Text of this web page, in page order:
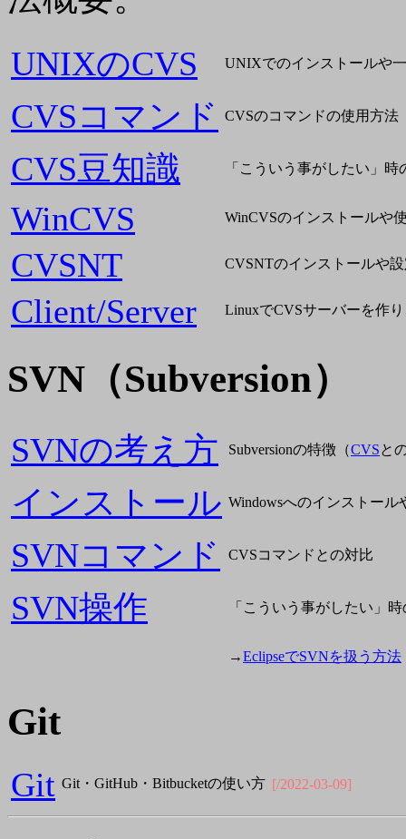
UNIXのCVS UNIXでのインストールや
CVSコマンド CVSのコマンドの使用方法
CVS豆知識 「こういう事がしたい」時
WinCVS WinCVSのインストールや
CVSNT CVSNTのインストールや
Client/Server LinuxでCVSサーバーを作
SVN （Subversion）
SVNの考え方 Subversionの特徴（CVSと
インストール Windowsへのインストール
SVNコマンド CVSコマンドとの対比
SVN操作 「こういう事がしたい」
→EclipseでSVNを扱う方法
Git
Git Git・GitHub・Bitbucketの使い方 [/2022-03-09]